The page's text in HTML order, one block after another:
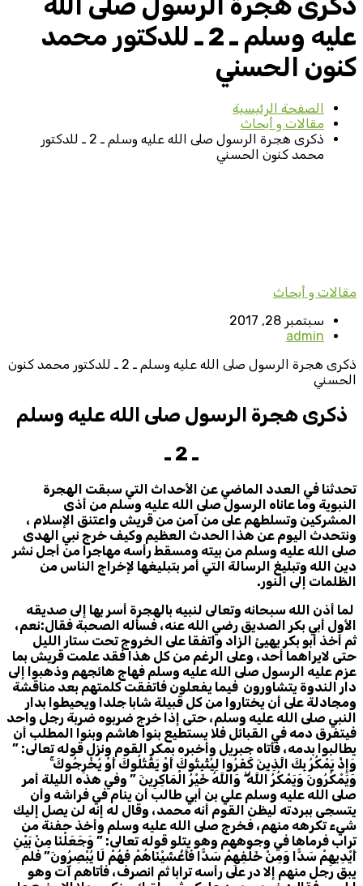
عليه وسلم ـ 2 ـ للدكتور محمد
كنون الحسني
الصفحة الرئيسية
مقالات و أبحاث
ذكرى هجرة الرسول صلى الله عليه وسلم ـ 2 ـ للدكتور
محمد كنون الحسني
مقالات و أبحاث
سبتمبر 28, 2017
admin
ذكرى هجرة الرسول صلى الله عليه وسلم ـ 2 ـ للدكتور محمد كنون
الحسني
ذكرى هجرة الرسول صلى الله عليه وسلم
ـ 2 ـ
تحدثنا في العدد الماضي عن الأحداث التي سبقت الهجرة
النبوية وما عاناه الرسول صلى الله عليه وسلم من أذى
المشركين وتسلطهم على من آمن من قريش واعتنق الإسلام ،
ونتحدث اليوم عن هذا الحدث العظيم وكيف خرج نبي الهدى
صلى الله عليه وسلم من بيته ومسقط رأسه مهاجرا من أجل نشر
دين الله وتبليغ الرسالة التي أمر بتبليغها لإخراج الناس من
الظلمات إلى النور.
لما أذن الله سبحانه وتعالى لنبيه بالهجرة أسر بها إلى صديقه
الأول أبي بكر الصديق رضي الله عنه، فسأله الصحبة فقال:نعم،
ثم أخذ أبو بكر يهيئ الزاد واتفقا على الخروج تحت ستار الليل
حتى لايراهما أحد، وعلى الرغم من كل هذا فقد علمت قريش بما
عزم عليه الرسول صلى الله عليه وسلم فهاج هائجهم وذهبوا إلى
دار الندوة يتشاورون فيما يفعلون فاتفقت كلمتهم بعد مناقشة
ومجادلة على أن يختاروا من كل قبيلة شابا جلدا ويحيطوا بدار
النبي صلى الله عليه وسلم، حتى إذا خرج ضربوه ضربة رجل واحد
فيتفرق دمه في القبائل فلا يستطيع بنوا هاشم وبنوا المطلب أن
يطالبوا بدمه، فأتاه جبريل وأخبره بمكر القوم ونزل قوله تعالى: ”
وَإِذْ يَمْكُرُ بِكَ الَّذِينَ كَفَرُوا لِيُثْبِتُوكَ أَوْ يَقْتُلُوكَ أَوْ يُخْرِجُوكَ ۚ
وَيَمْكُرُونَ وَيَمْكُرُ اللَّهُ ۖ وَاللَّهُ خَيْرُ الْمَاكِرِينَ ” وفي هذه الليلة أمر
صلى الله عليه وسلم علي بن أبي طالب أن ينام في فراشه وأن
يتسجى ببردته ليظن القوم أنه محمد، وقال له إنه لن يصل إليك
شيء تكرهه منهم، فخرج صلى الله عليه وسلم وأخذ حفنة من
تراب فرماها في وجوههم وهو يتلو قوله تعالى: ” وَجَعَلْنَا مِنْ بَيْنِ
أَيْدِيهِمْ سَدًّا وَمِنْ خَلْفِهِمْ سَدًّا فَأَغْشَيْنَاهُمْ فَهُمْ لَا يُبْصِرُونَ” فلم
يبق رجل منهم إلا در على رأسه ترابا ثم انصرف، فأتاهم آت وهو